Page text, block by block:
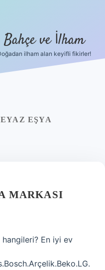
Bahçe ve İlham
ilham alan keyifli fikirler!
EŞYA
MARKASI
hangileri? En iyi ev